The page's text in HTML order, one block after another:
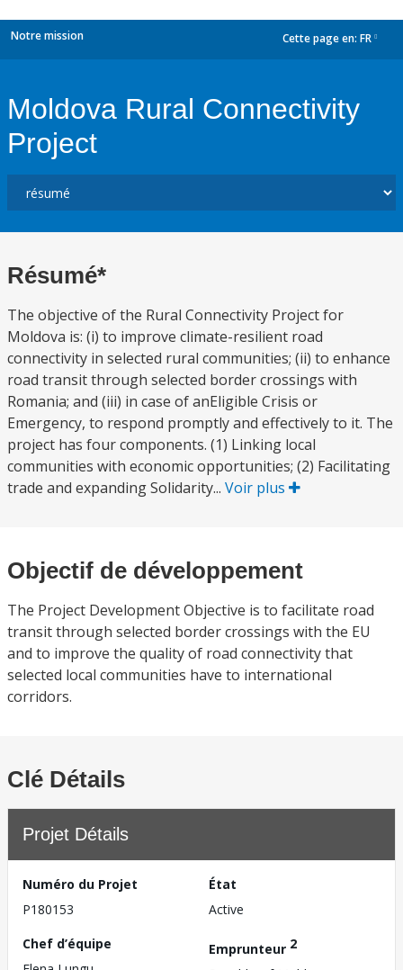
Notre mission Cette page en: FR
Moldova Rural Connectivity
Project
Résumé*
The objective of the Rural Connectivity Project for
Moldova is: (i) to improve climate-resilient road
connectivity in selected rural communities; (ii) to enhance
road transit through selected border crossings with
Romania; and (iii) in case of anEligible Crisis or
Emergency, to respond promptly and effectively to it. The
project has four components. (1) Linking local
communities with economic opportunities; (2) Facilitating
trade and expanding Solidarity... Voir plus
Objectif de développement
The Project Development Objective is to facilitate road
transit through selected border crossings with the EU
and to improve the quality of road connectivity that
selected local communities have to international
corridors.
Clé Détails
Projet Détails
Numéro du Projet
P180153
État
Active
Chef d’équipe
Emprunteur 2